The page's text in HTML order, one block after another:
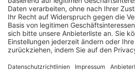
Trainerbörse
Login SpielPlus
FOLGE DEM BFV